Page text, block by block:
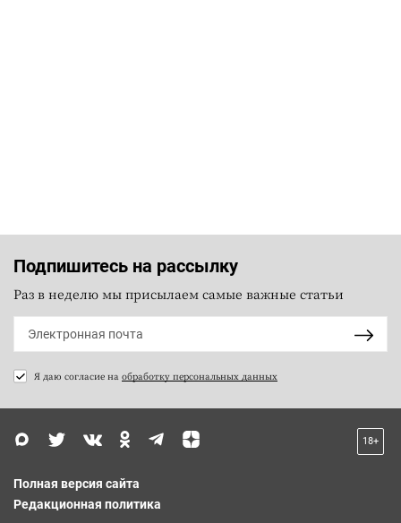
Подпишитесь на рассылку
Раз в неделю мы присылаем самые важные статьи
Я даю согласие на обработку персональных данных
18+
Полная версия сайта
Редакционная политика